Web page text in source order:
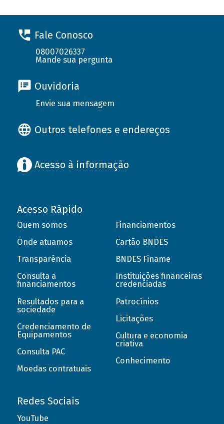
Fale Conosco
08007026337
Mande sua pergunta
Ouvidoria
Envie sua mensagem
Outros telefones e endereços
Acesso à informação
Acesso Rápido
Quem somos
Onde atuamos
Transparência
Consulta a
financiamentos
Resultados para a
sociedade
Credenciamento de
Equipamentos
Consulta PAC
Moedas contratuais
Financiamentos
Cartão BNDES
BNDES Finame
Instituições financeiras
credenciadas
Patrocínios
Licitações
Cultura e economia
criativa
Conhecimento
Redes Sociais
YouTube